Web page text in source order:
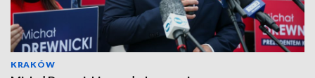
KRAKÓW